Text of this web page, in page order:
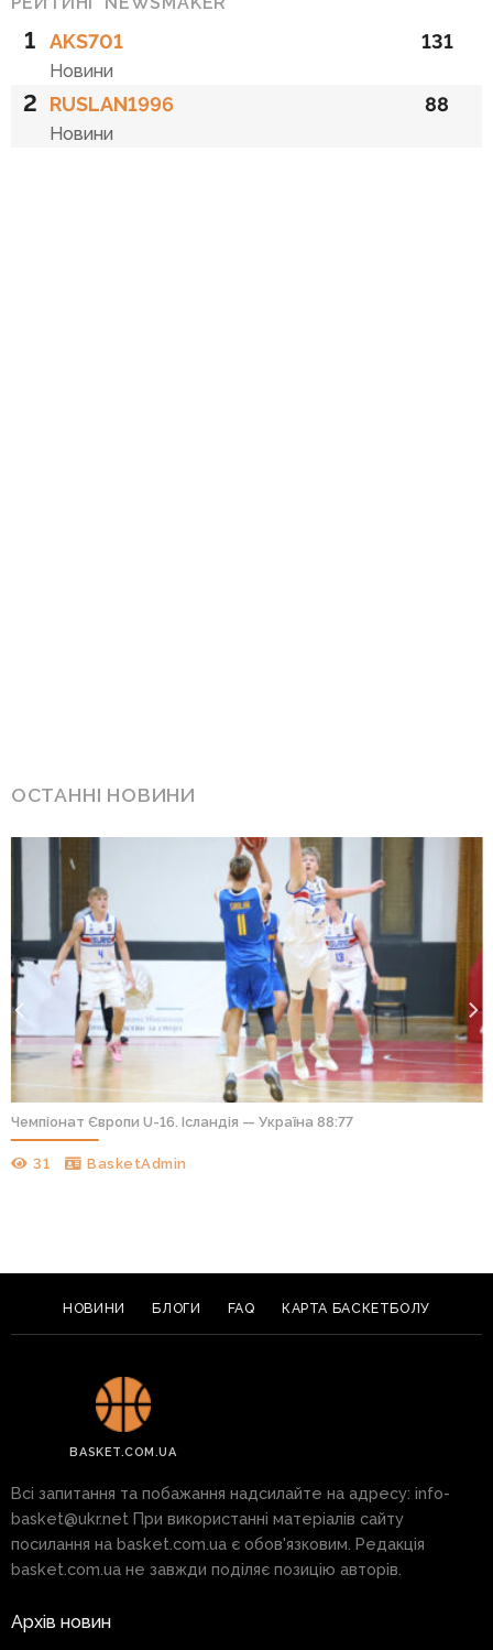
1 AKS701
Новини
131
2 RUSLAN1996
Новини
88
ОСТАННІ НОВИНИ
Чемпіонат Європи U-16. Ісландія — Україна 88:77
31 BasketAdmin
НОВИНИ БЛОГИ FAQ КАРТА БАСКЕТБОЛУ
BASKET.COM.UA
Всі запитання та побажання надсилайте на адресу: info-
basket@ukr.net При використанні матеріалів сайту
посилання на basket.com.ua є обов'язковим. Редакція
basket.com.ua не завжди поділяє позицію авторів.
Архів новин